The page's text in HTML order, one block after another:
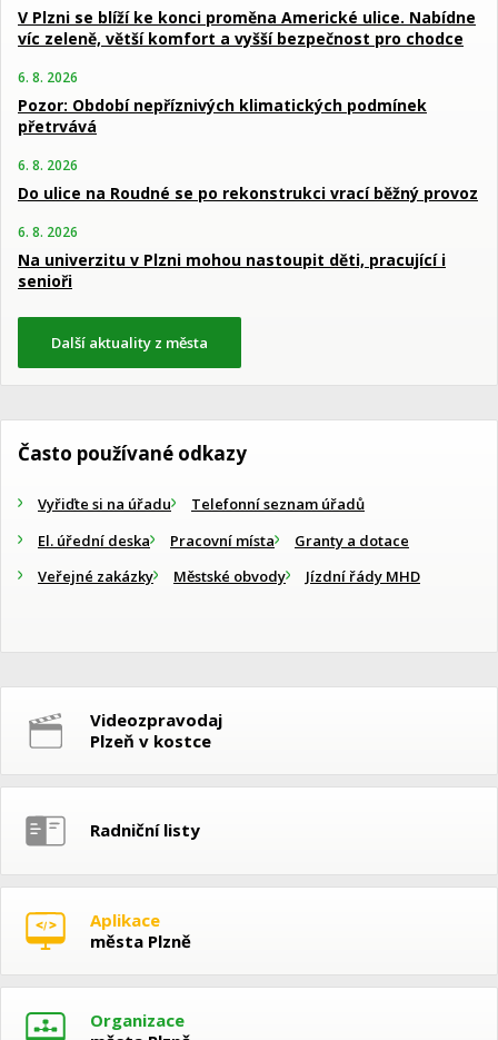
V Plzni se blíží ke konci proměna Americké ulice. Nabídne
víc zeleně, větší komfort a vyšší bezpečnost pro chodce
6. 8. 2026
Pozor: Období nepříznivých klimatických podmínek
přetrvává
6. 8. 2026
Do ulice na Roudné se po rekonstrukci vrací běžný provoz
6. 8. 2026
Na univerzitu v Plzni mohou nastoupit děti, pracující i
senioři
Další aktuality z města
Často používané odkazy
Vyřiďte si na úřadu
Telefonní seznam úřadů
El. úřední deska
Pracovní místa
Granty a dotace
Veřejné zakázky
Městské obvody Jízdní řády MHD
Videozpravodaj
Plzeň v kostce
Radniční listy
Aplikace
města Plzně
Organizace